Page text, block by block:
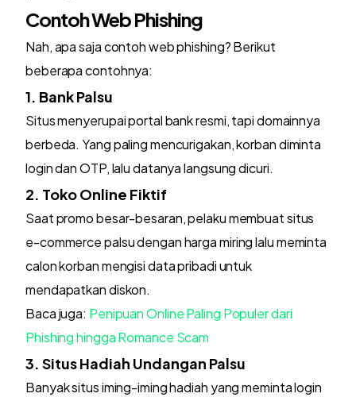
Contoh Web Phishing
Nah, apa saja contoh web phishing? Berikut
beberapa contohnya:
1. Bank Palsu
Situs menyerupai portal bank resmi, tapi domainnya
berbeda. Yang paling mencurigakan, korban diminta
login dan OTP, lalu datanya langsung dicuri.
2. Toko Online Fiktif
Saat promo besar-besaran, pelaku membuat situs
e-commerce palsu dengan harga miring lalu meminta
calon korban mengisi data pribadi untuk
mendapatkan diskon.
Baca juga: Penipuan Online Paling Populer dari
Phishing hingga Romance Scam
3. Situs Hadiah Undangan Palsu
Banyak situs iming-iming hadiah yang meminta login